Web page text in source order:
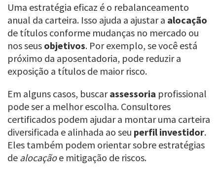
Uma estratégia eficaz é o rebalanceamento
anual da carteira. Isso ajuda a ajustar a alocação
de títulos conforme mudanças no mercado ou
nos seus objetivos. Por exemplo, se você está
próximo da aposentadoria, pode reduzir a
exposição a títulos de maior risco.
Em alguns casos, buscarassessoria profissional
pode ser a melhor escolha. Consultores
certificados podem ajudar a montar uma carteira
diversificada e alinhada ao seu perfil investidor.
Eles também podem orientar sobre estratégias
de alocaçãoe mitigação de riscos.